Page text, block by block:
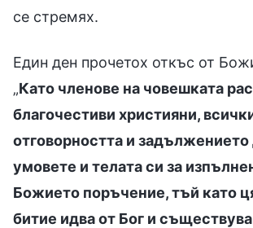
се стремях.
Един ден прочетох откъс от
„Като членове на човешката
благочестиви християни,
отговорността и
умовете и телата си за
Божието поръчение, тъй като
битие идва от Бог и съществува